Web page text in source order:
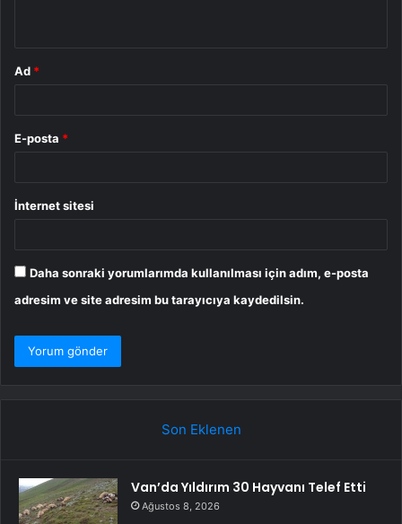
Ad *
E-posta *
İnternet sitesi
Daha sonraki yorumlarımda kullanılması için adım, e-posta
adresim ve site adresim bu tarayıcıya kaydedilsin.
Son Eklenen
Van’da Yıldırım 30 Hayvanı Telef Etti
Ağustos 8, 2026